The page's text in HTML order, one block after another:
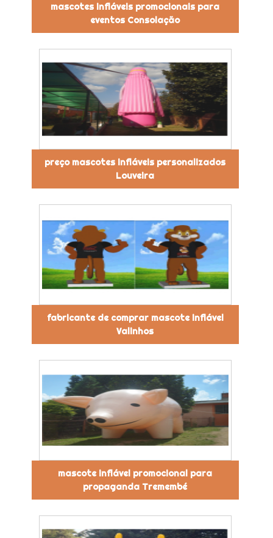
mascotes infláveis promocionais para
eventos Consolação
preço mascotes infláveis personalizados
Louveira
fabricante de comprar mascote inflável
Valinhos
mascote inflável promocional para
propaganda Tremembé